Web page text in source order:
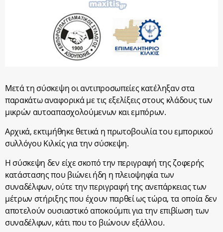
Μετά τη σύσκεψη οι αντιπροσωπείες κατέληξαν στα
παρακάτω αναφορικά με τις εξελίξεις στους κλάδους των
μικρών αυτοαπασχολούμενων και εμπόρων.
Αρχικά, εκτιμήθηκε θετικά η πρωτοβουλία του εμπορικού
συλλόγου Κιλκίς για την σύσκεψη.
Η σύσκεψη δεν είχε σκοπό την περιγραφή της ζοφερής
κατάστασης που βιώνει ήδη η πλειοψηφία των
συναδέλφων, ούτε την περιγραφή της ανεπάρκειας των
μέτρων στήριξης που έχουν παρθεί ως τώρα, τα οποία δεν
αποτελούν ουσιαστικό αποκούμπι για την επιβίωση των
συναδέλφων, κάτι που το βιώνουν εξάλλου.